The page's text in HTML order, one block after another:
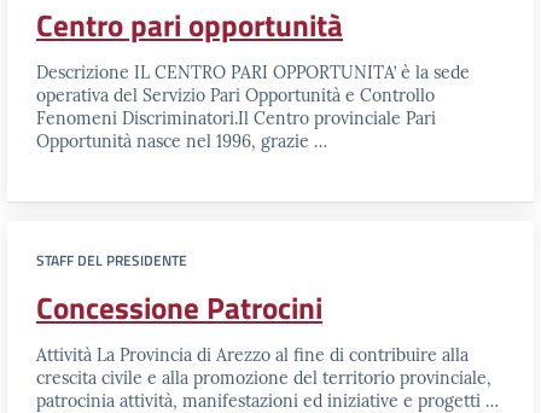
Centro pari opportunità
Descrizione IL CENTRO PARI OPPORTUNITA’ è la sede
operativa del Servizio Pari Opportunità e Controllo
Fenomeni Discriminatori.Il Centro provinciale Pari
Opportunità nasce nel 1996, grazie …
STAFF DEL PRESIDENTE
Concessione Patrocini
Attività La Provincia di Arezzo al fine di contribuire alla
crescita civile e alla promozione del territorio provinciale,
patrocinia attività, manifestazioni ed iniziative e progetti …